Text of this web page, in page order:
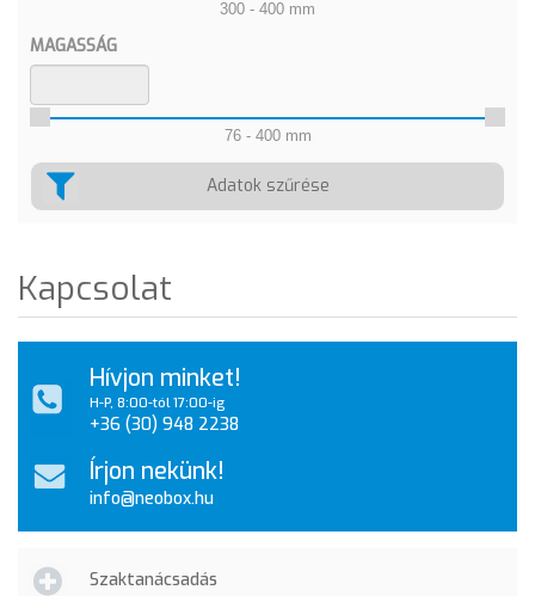
300 - 400 mm
MAGASSÁG
76 - 400 mm
Adatok szűrése
Kapcsolat
Hívjon minket!
H-P, 8:00-tól 17:00-ig
+36 (30) 948 2238
Írjon nekünk!
info@neobox.hu
Szaktanácsadás